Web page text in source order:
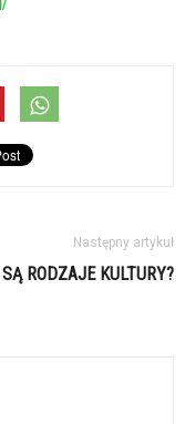
Następny artykuł
RODZAJE KULTURY?